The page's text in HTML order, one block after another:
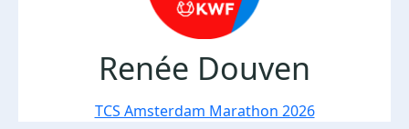
Renée Douven
TCS Amsterdam Marathon 2026